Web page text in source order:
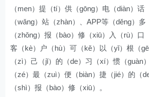
（men）提（tí）供（gōng）电（diàn）话
（wǎng）站（zhàn）、APP等（děng）多
（zhǒng）报（bào）修（xiū）入（rù）口
客（kè）户（hù）可（kě）以（yǐ）根（
（zì）己（jǐ）的（de）习（xí）惯（guàn
（zé）最（zuì）便（biàn）捷（jié）的（
（shì）报（bào）修（xiū）。